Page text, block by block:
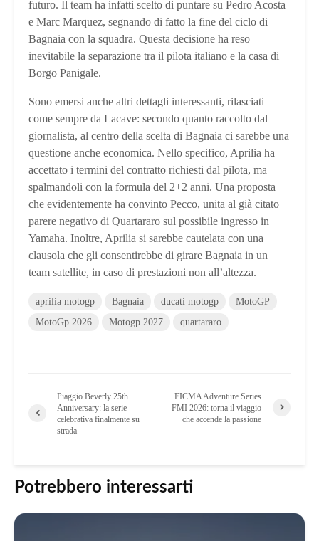
futuro. Il team ha infatti scelto di puntare su Pedro Acosta
e Marc Marquez, segnando di fatto la fine del ciclo di
Bagnaia con la squadra. Questa decisione ha reso
inevitabile la separazione tra il pilota italiano e la casa di
Borgo Panigale.
Sono emersi anche altri dettagli interessanti, rilasciati
come sempre da Lacave: secondo quanto raccolto dal
giornalista, al centro della scelta di Bagnaia ci sarebbe una
questione anche economica. Nello specifico, Aprilia ha
accettato i termini del contratto richiesti dal pilota, ma
spalmandoli con la formula del 2+2 anni. Una proposta
che evidentemente ha convinto Pecco, unita al già citato
parere negativo di Quartararo sul possibile ingresso in
Yamaha. Inoltre, Aprilia si sarebbe cautelata con una
clausola che gli consentirebbe di girare Bagnaia in un
team satellite, in caso di prestazioni non all’altezza.
aprilia motogp Bagnaia ducati motogp
MotoGP
MotoGp 2026
Motogp 2027 quartararo
Piaggio Beverly 25th
Anniversary: la serie
celebrativa finalmente su
strada
EICMA Adventure Series
FMI 2026: torna il viaggio
che accende la passione
Potrebbero interessarti